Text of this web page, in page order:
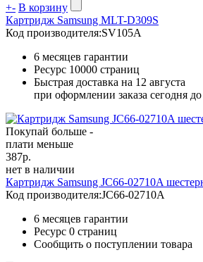
+- В корзину
Картридж Samsung MLT-D309S
Код производителя:SV105A
6 месяцев гарантии
Ресурс 10000 страниц
Быстрая доставка на 12 августа
при оформлении заказа сегодня
Покупай больше -
плати меньше
387р.
нет в наличии
Картридж Samsung JC66-02710A
Код производителя:JC66-02710A
6 месяцев гарантии
Ресурс 0 страниц
Сообщить о поступлении товара